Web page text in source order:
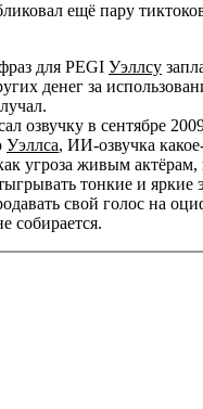
ещё пару
для PEGI Уэллсу
денег за
озвучку в сентябре
Уэллса, ИИ-озвучка
угроза живым актёрам,
тонкие и яркие
свой голос на
собирается.